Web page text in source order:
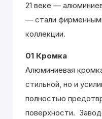
21 веке —
— стали
коллекции.
01 Кромка
Алюминиевая
стильной, но и
полностью
поверхности.